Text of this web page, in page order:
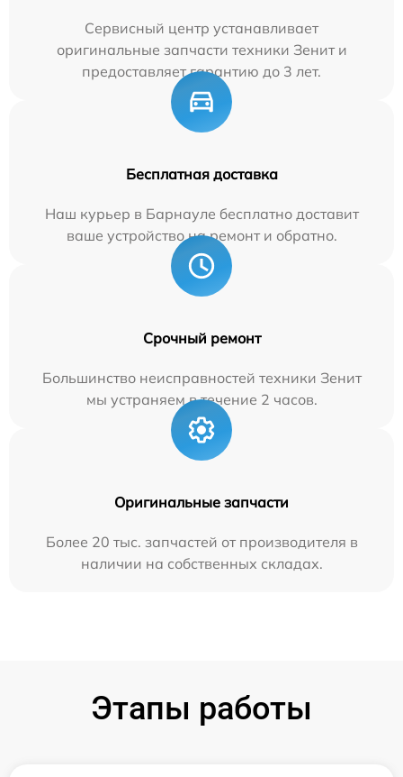
Сервисный центр устанавливает
оригинальные запчасти техники Зенит и
предоставляет гарантию до 3 лет.
Бесплатная доставка
Наш курьер в Барнауле бесплатно доставит
ваше устройство на ремонт и обратно.
Срочный ремонт
Большинство неисправностей техники Зенит
мы устраняем в течение 2 часов.
Оригинальные запчасти
Более 20 тыс. запчастей от производителя в
наличии на собственных складах.
Этапы работы